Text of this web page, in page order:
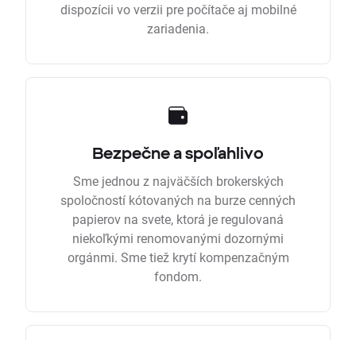
dispozícii vo verzii pre počítače aj mobilné
zariadenia.
Bezpečne a spoľahlivo
Sme jednou z najväčších brokerských
spoločností kótovaných na burze cenných
papierov na svete, ktorá je regulovaná
niekoľkými renomovanými dozornými
orgánmi. Sme tiež krytí kompenzačným
fondom.